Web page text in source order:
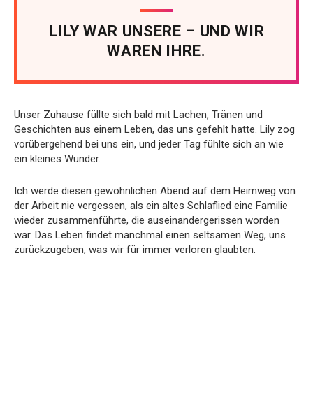
LILY WAR UNSERE – UND WIR
WAREN IHRE.
Unser Zuhause füllte sich bald mit Lachen, Tränen und
Geschichten aus einem Leben, das uns gefehlt hatte. Lily zog
vorübergehend bei uns ein, und jeder Tag fühlte sich an wie
ein kleines Wunder.
Ich werde diesen gewöhnlichen Abend auf dem Heimweg von
der Arbeit nie vergessen, als ein altes Schlaflied eine Familie
wieder zusammenführte, die auseinandergerissen worden
war. Das Leben findet manchmal einen seltsamen Weg, uns
zurückzugeben, was wir für immer verloren glaubten.